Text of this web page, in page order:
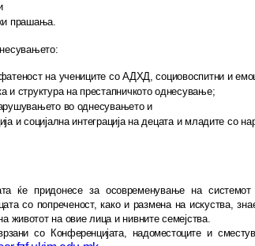
прашања.
на учениците со АДХД, социовоспитни и
и структура на прес­тап­ничкото однесување;
во од­не­су­ва­њето и
и социјална ин­тег­ра­ци­ја на децата и младите со
ќе придонесе за осо­вр­е­м­е­нување на системот
со по­пре­че­ност, како и размена на искуства,
животот на овие лица и нивните се­меј­ства.
со Кон­фе­рен­ци­ја­та, надоместоците и